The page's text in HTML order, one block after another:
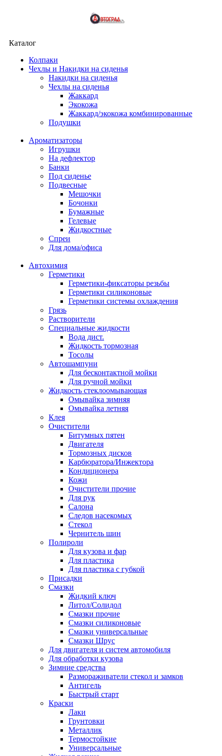
Каталог
Колпаки
Чехлы и Накидки на сиденья
Накидки на сиденья
Чехлы на сиденья
Жаккард
Экокожа
Жаккард/экокожа комбинированные
Подушки
Ароматизаторы
Игрушки
На дефлектор
Банки
Под сиденье
Подвесные
Мешочки
Бочонки
Бумажные
Гелевые
Жидкостные
Спреи
Для дома/офиса
Автохимия
Герметики
Герметики-фиксаторы резьбы
Герметики силиконовые
Герметики системы охлаждения
Грязь
Растворители
Специальные жидкости
Вода дист.
Жидкость тормозная
Тосолы
Автошампуни
Для бесконтактной мойки
Для ручной мойки
Жидкость стеклоомывающая
Омывайка зимняя
Омывайка летняя
Клея
Очистители
Битумных пятен
Двигателя
Тормозных дисков
Карбюратора/Инжектора
Кондиционера
Кожи
Очистители прочие
Для рук
Салона
Следов насекомых
Стекол
Чернитель шин
Полироли
Для кузова и фар
Для пластика
Для пластика с губкой
Присадки
Смазки
Жидкий ключ
Литол/Солидол
Смазки прочие
Смазки силиконовые
Смазки универсальные
Смазки Шрус
Для двигателя и систем автомобиля
Для обработки кузова
Зимние средства
Размораживатели стекол и замков
Антигель
Быстрый старт
Краски
Лаки
Грунтовки
Металлик
Термостойкие
Универсальные